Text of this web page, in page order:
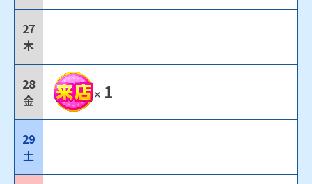
27
木
28
金
✕ 1
29
土